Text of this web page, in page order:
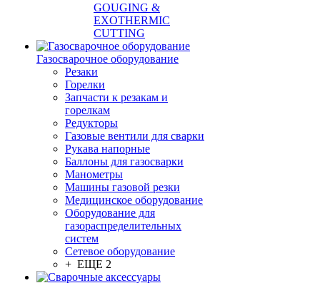
GOUGING &
EXOTHERMIC
CUTTING
Газосварочное оборудование
Резаки
Горелки
Запчасти к резакам и
горелкам
Редукторы
Газовые вентили для сварки
Рукава напорные
Баллоны для газосварки
Манометры
Машины газовой резки
Медицинское оборудование
Оборудование для
газораспределительных
систем
Сетевое оборудование
+ ЕЩЕ 2